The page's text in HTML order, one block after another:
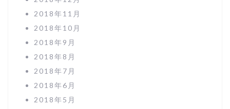
2018年11月
2018年10月
2018年9月
2018年8月
2018年7月
2018年6月
2018年5月